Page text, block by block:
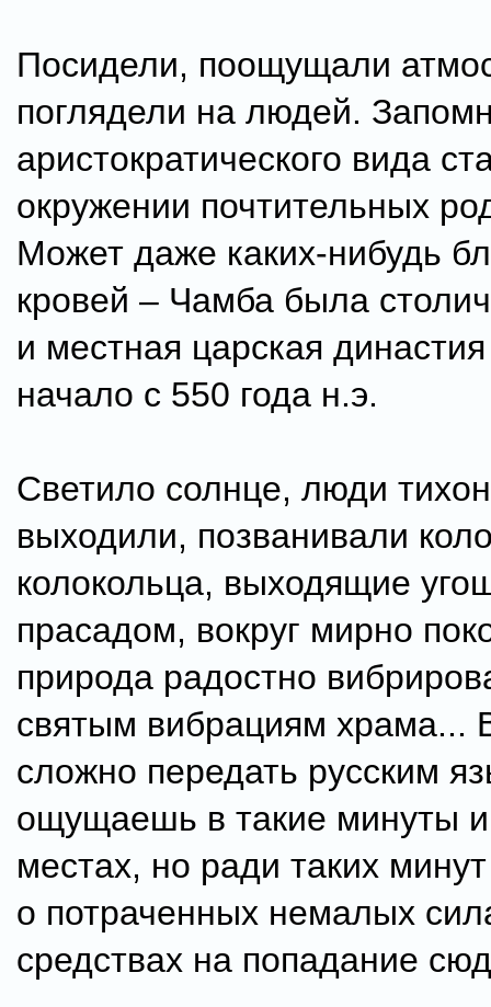
Посидели, поощущали
поглядели на людей.
аристократического вида
окружении почтительных
Может даже каких-нибудь
кровей – Чамба была
и местная царская
начало с 550 года н.э.
Светило солнце, люди
выходили, позванивали
колокольца, выходящие
прасадом, вокруг мирно
природа радостно
святым вибрациям храма...
сложно передать русским
ощущаешь в такие минуты и
местах, но ради таких
о потраченных немалых
средствах на попадание